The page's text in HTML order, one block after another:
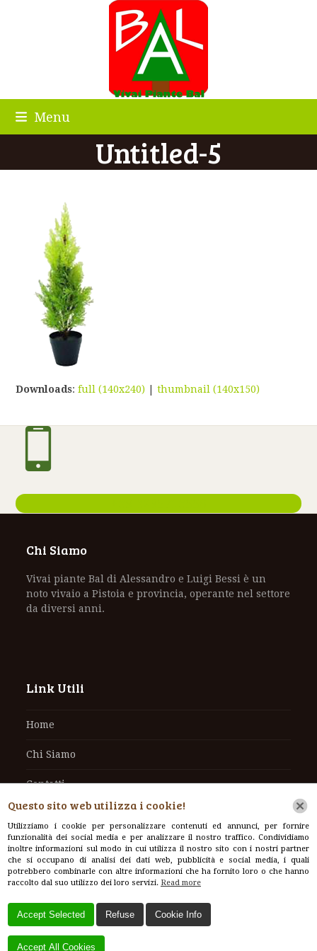
Menu
Untitled-5
Downloads:full (140x240) |thumbnail (140x150)
Chi Siamo
Vivai piante Bal di Alessandro e Luigi Bessi è un
noto vivaio a Pistoia e provincia, operante nel settore
da diversi anni.
Link Utili
Home
Chi Siamo
Contatti
Informativa sul trattamento dei dati personali
Contatti
Via Pratese, 377, 51100 Pistoia PT, Italy
Questo sito web utilizza i cookie!
Utilizziamo i cookie per personalizzare contenuti ed annunci, per fornire
funzionalità dei social media e per analizzare il nostro traffico. Condividiamo
inoltre informazioni sul modo in cui utilizza il nostro sito con i nostri partner
che si occupano di analisi dei dati web, pubblicità e social media, i quali
potrebbero combinarle con altre informazioni che ha fornito loro o che hanno
raccolto dal suo utilizzo dei loro servizi. Read more
Accept Selected Refuse Cookie Info
Accept All Cookies